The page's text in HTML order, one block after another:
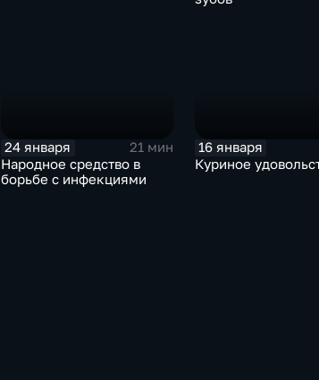
24 января
21 мин
Народное средство в
борьбе с инфекциями
16 января
Куриное